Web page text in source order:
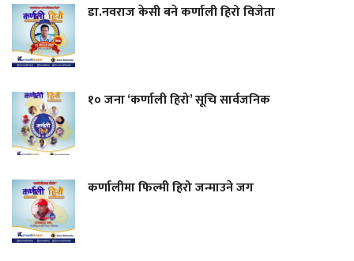
डा.नवराज केसी बने कर्णाली हिरो विजेता
१० जना ‘कर्णाली हिरो’ सूचि सार्वजनिक
कर्णालीमा फिल्मी हिरो जन्माउने जग